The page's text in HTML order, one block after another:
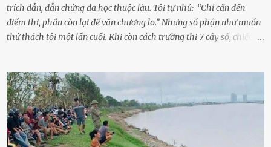
trích dẫn, dẫn chứng đã học thuộc làu. Tôi tự nhủ: “Chỉ cần đến
điểm thi, phần còn lại để văn chương lo.” Nhưng số phận như muốn
thử thách tôi một lần cuối. Khi còn cách trường thi 7 cây số, chiếc xe
sực nhớ – điện thoại đang sạc, sáng nay quên mang theo! Giữa con
đường thưa thớt người qua lại, tôi hoảng loạn vẫy tay xin đi nhờ. –
Chú ơi, cháu đi thi, xe hỏng rồi! Làm ơn cho cháu đi nhờ với! – Cô ơi,
giúp cháu với, cháu không có điện thoại… Người thì lắc đầu. Người
thì tăng ga tránh xa như né một kẻ lừa đảo. Tôi gào lên giữa đường